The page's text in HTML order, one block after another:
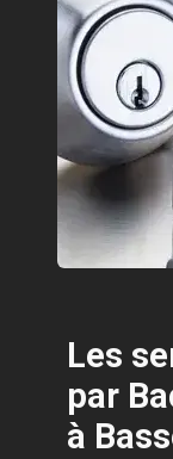
Les
par
à